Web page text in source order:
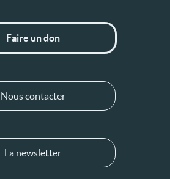
Faire un don
Nous contacter
La newsletter